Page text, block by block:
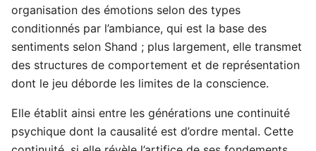
organisation des émotions selon des types
conditionnés par l’ambiance, qui est la base des
sentiments selon Shand ; plus largement, elle transmet
des structures de comportement et de représentation
dont le jeu déborde les limites de la conscience.
Elle établit ainsi entre les générations une continuité
psychique dont la causalité est d’ordre mental. Cette